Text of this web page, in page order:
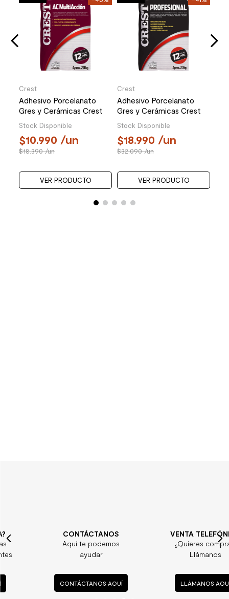
Crest
Adhesivo Porcelanato
Gres y Cerámicas Crest
AC Multiacción Gris 20 Kg
Stock Disponible
10.990 /un
18.390/un
VER PRODUCTO
Crest
Adhesivo Porcelanato
Gres y Cerámicas Crest
Profesional Gris 20 Kg
Stock Disponible
18.990 /un
32.090/un
VER PRODUCTO
CONTÁCTANOS
Aquí te podemos
CONTÁCTANOS AQUÍ
VENTA TELEFÓNICA
¿Quieres comprar?
LLÁMANOS AQUÍ